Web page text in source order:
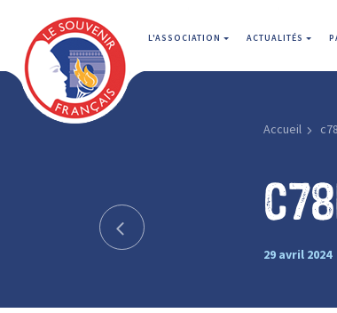
L'ASSOCIATION ACTUALITÉS
Accueil
29 avril 2024